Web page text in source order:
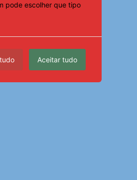
pode escolher que tipo
Aceitar tudo